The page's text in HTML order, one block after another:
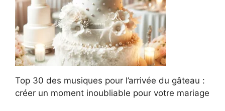
Top 30 des musiques pour l’arrivée du gâteau :
créer un moment inoubliable pour votre mariage